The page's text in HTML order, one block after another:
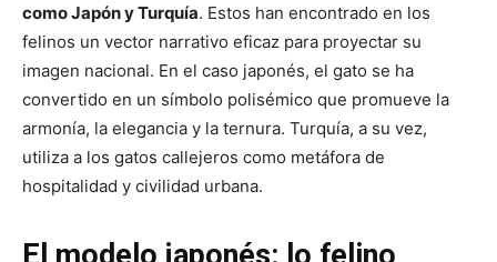
como Japón y Turquía. Estos han encontrado en los
felinos un vector narrativo eficaz para proyectar su
imagen nacional. En el caso japonés, el gato se ha
convertido en un símbolo polisémico que promueve la
armonía, la elegancia y la ternura. Turquía, a su vez,
utiliza a los gatos callejeros como metáfora de
hospitalidad y civilidad urbana.
El modelo japonés: lo felino